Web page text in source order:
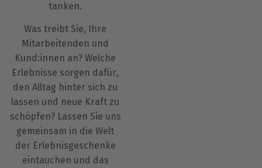
tanken.
Was treibt Sie, Ihre
Mitarbeitenden und
Kund:innen an? Welche
Erlebnisse sorgen dafür,
den Alltag hinter sich zu
lassen und neue Kraft zu
schöpfen? Lassen Sie uns
gemeinsam in die Welt
der Erlebnisgeschenke
eintauchen und das